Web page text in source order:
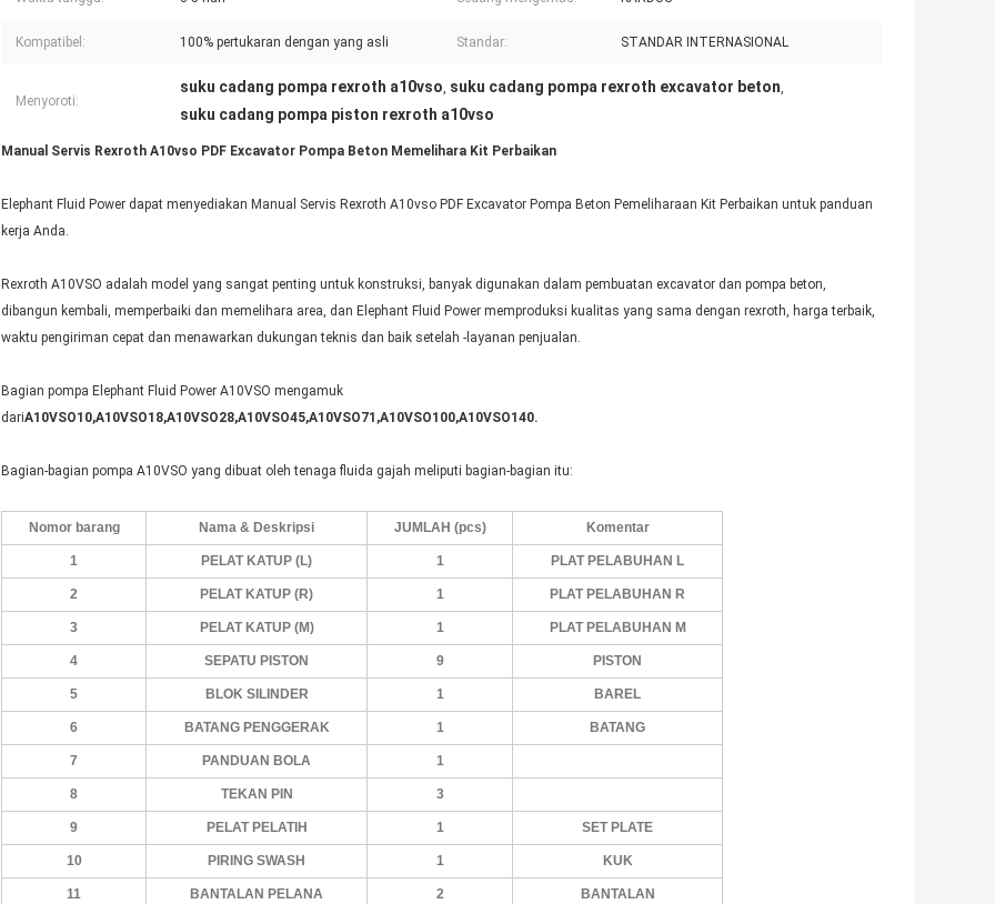
Kompatibel: 100% pertukaran dengan yang asli Standar: STANDAR INTERNASIONAL
Menyoroti:
suku cadang pompa rexroth a10vso, suku cadang pompa rexroth excavator beton,
suku cadang pompa piston rexroth a10vso
Manual Servis Rexroth A10vso PDF Excavator Pompa Beton Memelihara Kit Perbaikan
Elephant Fluid Power dapat menyediakan Manual Servis Rexroth A10vso PDF Excavator Pompa Beton Pemeliharaan Kit Perbaikan untuk panduan
kerja Anda.
Rexroth A10VSO adalah model yang sangat penting untuk konstruksi, banyak digunakan dalam pembuatan excavator dan pompa beton,
dibangun kembali, memperbaiki dan memelihara area, dan Elephant Fluid Power memproduksi kualitas yang sama dengan rexroth, harga terbaik,
waktu pengiriman cepat dan menawarkan dukungan teknis dan baik setelah -layanan penjualan.
Bagian pompa Elephant Fluid Power A10VSO mengamuk
dariA10VSO10,A10VSO18,A10VSO28,A10VSO45,A10VSO71,A10VSO100,A10VSO140.
Bagian-bagian pompa A10VSO yang dibuat oleh tenaga fluida gajah meliputi bagian-bagian itu:
Nomor barang Nama & Deskripsi JUMLAH (pcs) Komentar
1 PELAT KATUP (L) 1 PLAT PELABUHAN L
2 PELAT KATUP (R) 1 PLAT PELABUHAN R
3 PELAT KATUP (M) 1 PLAT PELABUHAN M
4 SEPATU PISTON 9 PISTON
5 BLOK SILINDER 1 BAREL
6 BATANG PENGGERAK 1 BATANG
7 PANDUAN BOLA 1
8 TEKAN PIN 3
9 PELAT PELATIH 1 SET PLATE
10 PIRING SWASH 1 KUK
11 BANTALAN PELANA 2 BANTALAN